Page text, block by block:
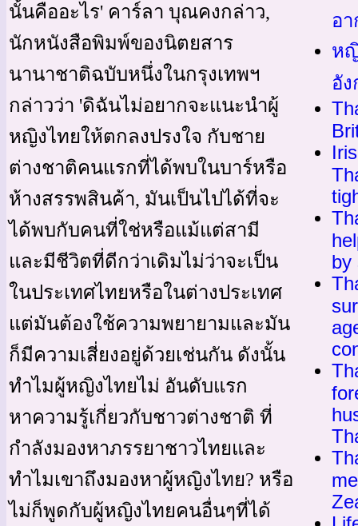
นั้นคืออะไร' คาร์ลา บุณคงกล่าว,
นักหนังสือพิมพ์ของนิตยสาร
นานาชาติฉบับหนึ่งในกรุงเทพฯ
กล่าวว่า 'ดิฉันไม่อยากจะแนะนำผู้
หญิงไทยให้ตกลงปรงใจ กับชาย
ต่างชาติคนแรกที่ได้พบในบาร์หรือ
ห้างสรรพสินค้า, มันเป็นไปได้ที่จะ
ได้พบกับคนที่ใช่หรือแม้แต่สามี
และมีชีวิตที่ดีกว่าเดิมไม่ว่าจะเป็น
ในประเทศไทยหรือในต่างประเทศ
แต่มันต้องใช้ความพยายามและมัน
ก็มีความเสี่ยงอยู่ด้วยเช่นกัน ดังนั้น
ทำไมผู้หญิงไทยไม่ อันดับแรก
หาความรู้เกี่ยวกับชาวต่างชาติ ที่
กำลังมองหาภรรยาชาวไทยและ
ทำไมเขาถึงมองหาผู้หญิงไทย? หรือ
ไม่ก็พูดกับผู้หญิงไทยคนอื่นๆที่ได้
อ
ห
อั
by